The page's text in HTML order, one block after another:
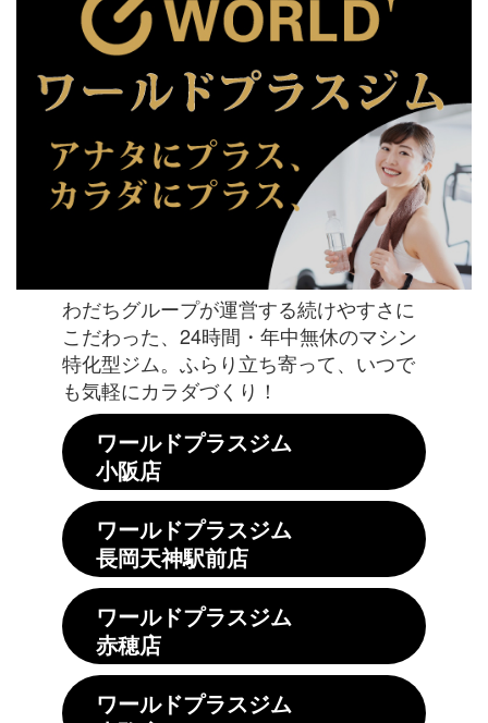
わだちグループが運営する続けやすさに
こだわった、24時間・年中無休のマシン
特化型ジム。ふらり立ち寄って、いつで
も気軽にカラダづくり！
ワールドプラスジム
小阪店
ワールドプラスジム
長岡天神駅前店
ワールドプラスジム
赤穂店
ワールドプラスジム